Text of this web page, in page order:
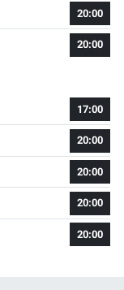
20:00
20:00
17:00
20:00
20:00
20:00
20:00